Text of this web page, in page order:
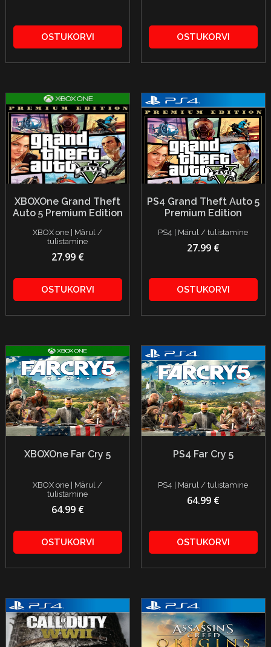
OSTUKORVI OSTUKORVI
XBOXOne Grand Theft
Auto 5 Premium Edition
XBOX one | Märul /
tulistamine
27.99 €
OSTUKORVI
PS4 Grand Theft Auto 5
Premium Edition
PS4 | Märul / tulistamine
27.99 €
OSTUKORVI
XBOXOne Far Cry 5
XBOX one | Märul /
tulistamine
64.99 €
OSTUKORVI
PS4 Far Cry 5
PS4 | Märul / tulistamine
64.99 €
OSTUKORVI